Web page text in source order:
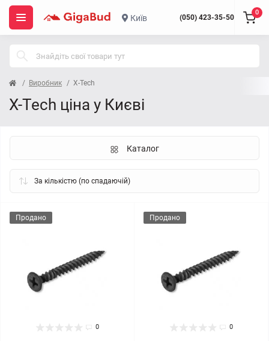
Київ (050) 423-35-50
0
Виробник X-Tech
X-Tech ціна у Києві
Каталог
Продано
0
Продано
0